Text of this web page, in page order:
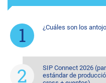
¿Cuáles son los
SIP Connect 2026
estándar de